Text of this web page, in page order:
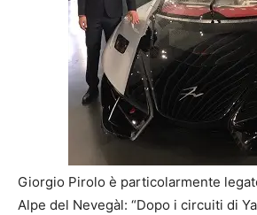
Giorgio Pirolo è particolarmente
Alpe del Nevegàl: “Dopo i circuiti di